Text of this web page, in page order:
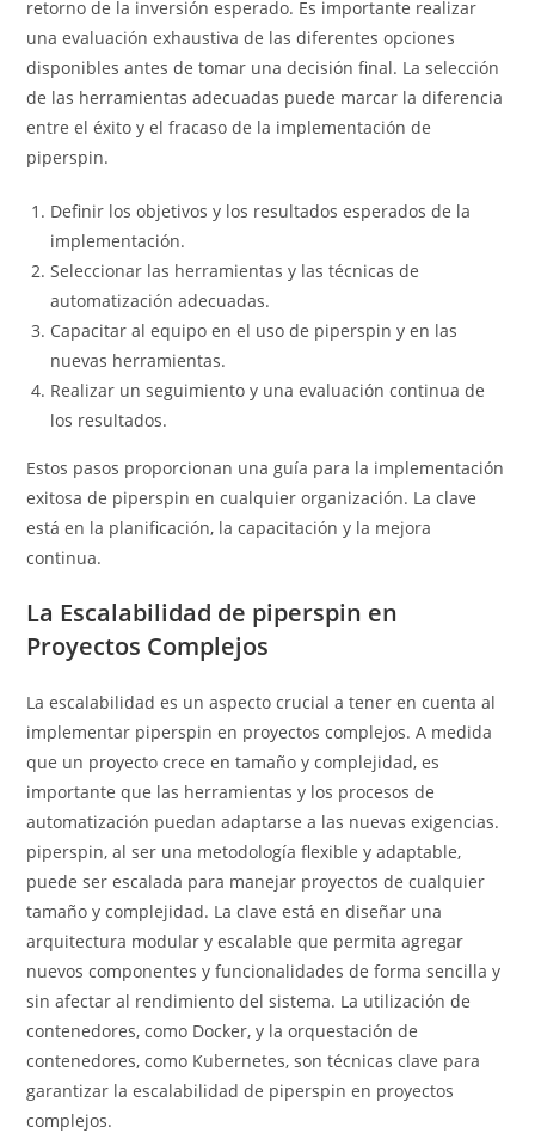
retorno de la inversión esperado. Es importante realizar
una evaluación exhaustiva de las diferentes opciones
disponibles antes de tomar una decisión final. La selección
de las herramientas adecuadas puede marcar la diferencia
entre el éxito y el fracaso de la implementación de
piperspin.
Definir los objetivos y los resultados esperados de la
implementación.
Seleccionar las herramientas y las técnicas de
automatización adecuadas.
Capacitar al equipo en el uso de piperspin y en las
nuevas herramientas.
Realizar un seguimiento y una evaluación continua de
los resultados.
Estos pasos proporcionan una guía para la implementación
exitosa de piperspin en cualquier organización. La clave
está en la planificación, la capacitación y la mejora
continua.
La Escalabilidad de piperspin en
Proyectos Complejos
La escalabilidad es un aspecto crucial a tener en cuenta al
implementar piperspin en proyectos complejos. A medida
que un proyecto crece en tamaño y complejidad, es
importante que las herramientas y los procesos de
automatización puedan adaptarse a las nuevas exigencias.
piperspin, al ser una metodología flexible y adaptable,
puede ser escalada para manejar proyectos de cualquier
tamaño y complejidad. La clave está en diseñar una
arquitectura modular y escalable que permita agregar
nuevos componentes y funcionalidades de forma sencilla y
sin afectar al rendimiento del sistema. La utilización de
contenedores, como Docker, y la orquestación de
contenedores, como Kubernetes, son técnicas clave para
garantizar la escalabilidad de piperspin en proyectos
complejos.